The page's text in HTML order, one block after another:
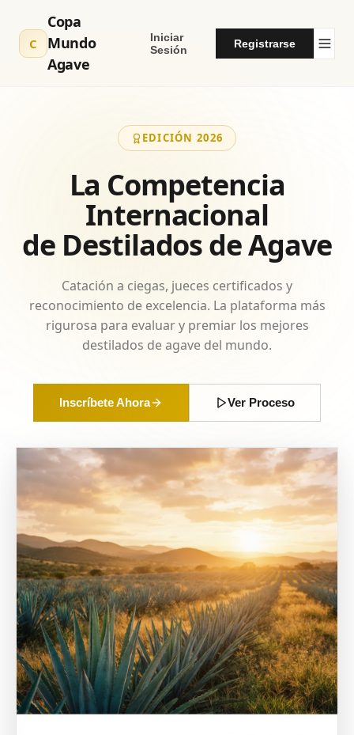
C
Copa
Mundo
Agave
Iniciar
Sesión
Registrarse
EDICIÓN 2026
La Competencia
Internacional
de Destilados de Agave
Catación a ciegas, jueces certificados y
reconocimiento de excelencia. La plataforma más
rigurosa para evaluar y premiar los mejores
destilados de agave del mundo.
Inscríbete Ahora Ver Proceso